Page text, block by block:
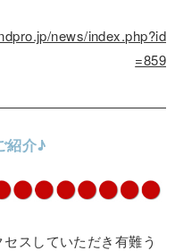
news/index.php?id
=859
紹介♪
スしていただき有難う